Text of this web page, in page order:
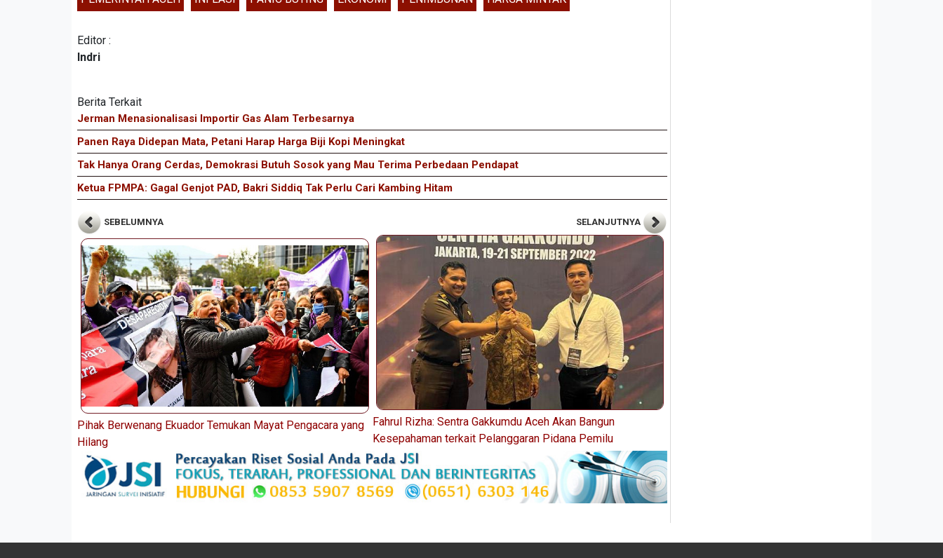
Editor :
Indri
Berita Terkait
Jerman Menasionalisasi Importir Gas Alam Terbesarnya
Panen Raya Didepan Mata, Petani Harap Harga Biji Kopi Meningkat
Tak Hanya Orang Cerdas, Demokrasi Butuh Sosok yang Mau Terima Perbedaan Pendapat
Ketua FPMPA: Gagal Genjot PAD, Bakri Siddiq Tak Perlu Cari Kambing Hitam
SEBELUMNYA
Pihak Berwenang Ekuador Temukan Mayat Pengacara yang
Hilang
SELANJUTNYA
Fahrul Rizha: Sentra Gakkumdu Aceh Akan Bangun
Kesepahaman terkait Pelanggaran Pidana Pemilu